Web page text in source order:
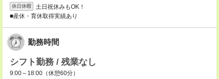
休日休暇
土日祝休みもOK！
■産休・育休取得実績あり
勤務時間
シフト勤務 / 残業なし
9:00～18:00（休憩60分）